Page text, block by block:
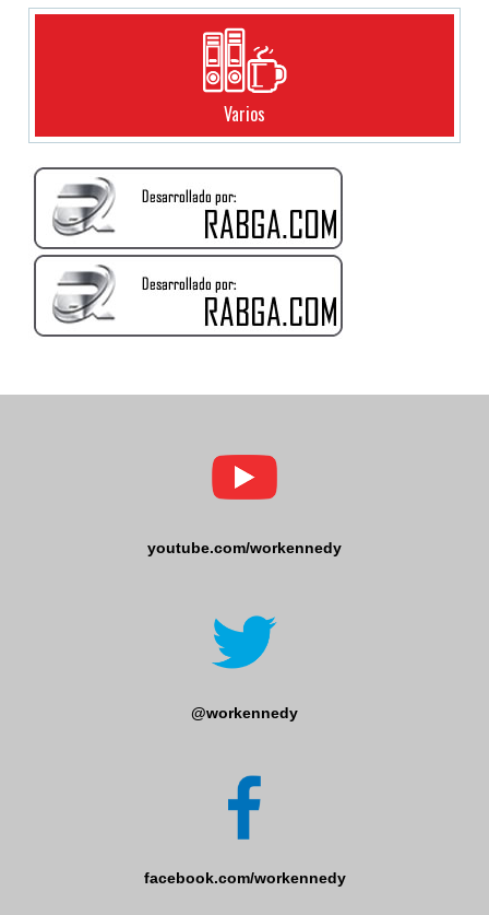
Varios
youtube.com/workennedy
@workennedy
facebook.com/workennedy